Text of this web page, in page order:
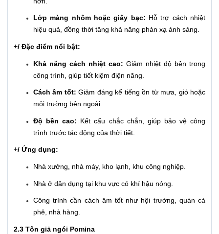
Lớp màng nhôm hoặc giấy bạc: Hỗ trợ cách nhiệt
hiệu quả, đồng thời tăng khả năng phản xạ ánh sáng.
+/ Đặc điểm nổi bật:
Khả năng cách nhiệt cao: Giảm nhiệt độ bên trong
công trình, giúp tiết kiệm điện năng.
Cách âm tốt: Giảm đáng kể tiếng ồn từ mưa, gió hoặc
môi trường bên ngoài.
Độ bền cao: Kết cấu chắc chắn, giúp bảo vệ công
trình trước tác động của thời tiết.
+/ Ứng dụng:
Nhà xưởng, nhà máy, kho lạnh, khu công nghiệp.
Nhà ở dân dụng tại khu vực có khí hậu nóng.
Công trình cần cách âm tốt như hội trường, quán cà
phê, nhà hàng.
2.3 Tôn giả ngói Pomina